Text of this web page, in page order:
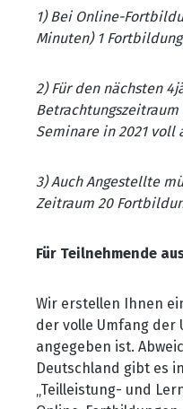
1) Bei Online-
Minuten) 1
2) Für den nächsten
Betrachtungszeitraum
Seminare in 2021 voll
3) Auch Angestellte
Zeitraum 20
Für Teilnehmende
Wir erstellen Ihnen
der volle Umfang
angegeben ist.
Deutschland gibt es
„Teilleistung- und